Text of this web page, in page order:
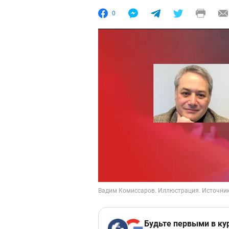
0
Будьте первыми в